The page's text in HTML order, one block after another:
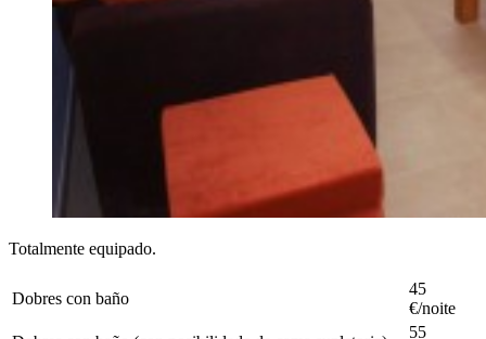
Totalmente equipado.
Dobres con baño
45
€/noite
55